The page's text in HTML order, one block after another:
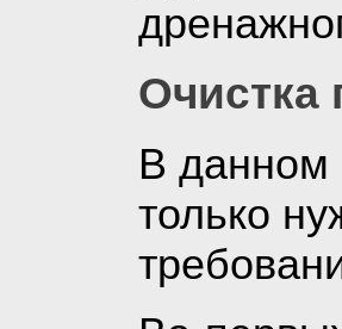
Очистка
В данном
только